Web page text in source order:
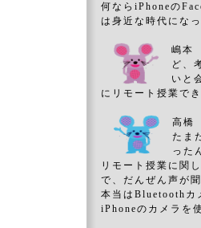
何ならiPhoneの
は身近な時代にな
嶋本
ど、
いと
にリモート授業で
高橋
たま
った
リモート授業に関
で、だんぜん声が
本当はBluetoothカ
iPhoneのカメ